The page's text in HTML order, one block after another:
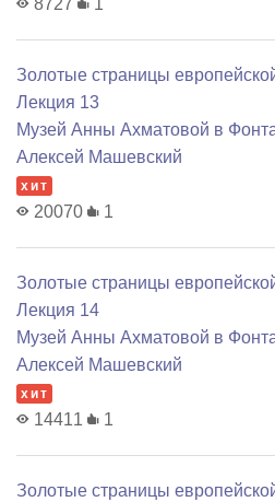
8727 1
Золотые страницы
Лекция 13
Музей Анны Ахматовой в
Алексей Машевский
хит
20070 1
Золотые страницы
Лекция 14
Музей Анны Ахматовой в
Алексей Машевский
хит
14411 1
Золотые страницы